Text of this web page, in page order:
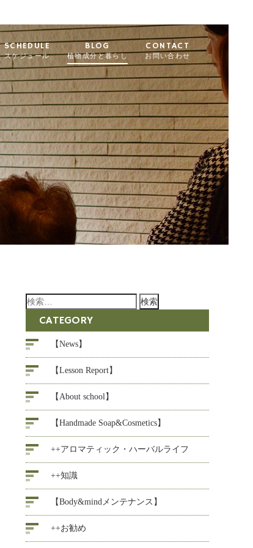
SCHEDULE
スケジュール
BLOG
植物成分と暮らし
CONTACT
お問い合わせ
検
CATEGORY
【News】
【Lesson Report】
【About school】
【Handmade Soap&Cosmetics】
++アロマティック・ハーバルライフ
++知識
【Body&mindメンテナンス】
++お勧め